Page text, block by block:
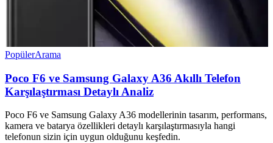
PopülerArama
Poco F6 ve Samsung Galaxy A36 Akıllı Telefon
Karşılaştırması Detaylı Analiz
Poco F6 ve Samsung Galaxy A36 modellerinin tasarım, performans,
kamera ve batarya özellikleri detaylı karşılaştırmasıyla hangi
telefonun sizin için uygun olduğunu keşfedin.